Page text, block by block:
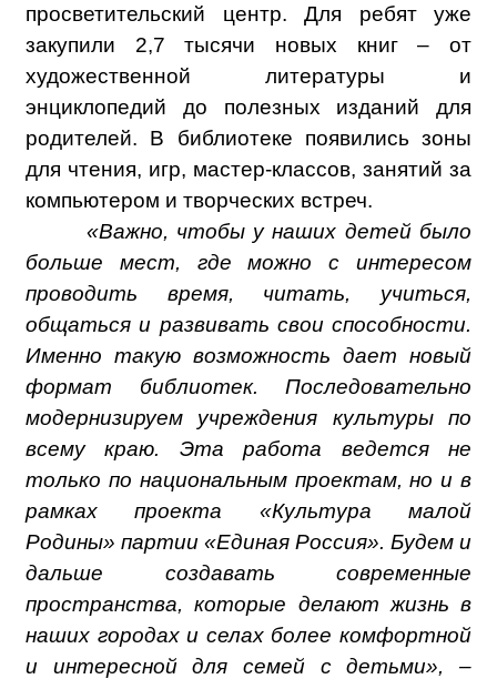
просветительский центр. Для ребят уже
закупили 2,7 тысячи новых книг – от
художественной литературы и
энциклопедий до полезных изданий для
родителей. В библиотеке появились зоны
для чтения, игр, мастер-классов, занятий за
компьютером и творческих встреч.
«Важно, чтобы у наших детей было
больше мест, где можно с интересом
проводить время, читать, учиться,
общаться и развивать свои способности.
Именно такую возможность дает новый
формат библиотек. Последовательно
модернизируем учреждения культуры по
всему краю. Эта работа ведется не
только по национальным проектам, но и в
рамках проекта «Культура малой
Родины» партии «Единая Россия». Будем и
дальше создавать современные
пространства, которые делают жизнь в
наших городах и селах более комфортной
и интересной для семей с детьми», –